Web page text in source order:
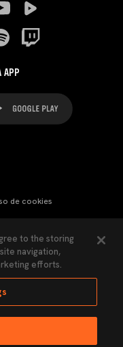
APP
de cookies
de Privacidad
to the storing
navigation,
efforts.